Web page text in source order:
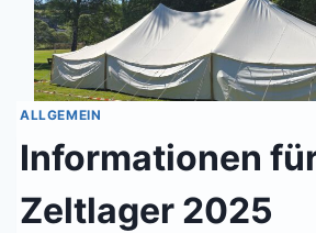
ALLGEMEIN
Informationen
Zeltlager 2025